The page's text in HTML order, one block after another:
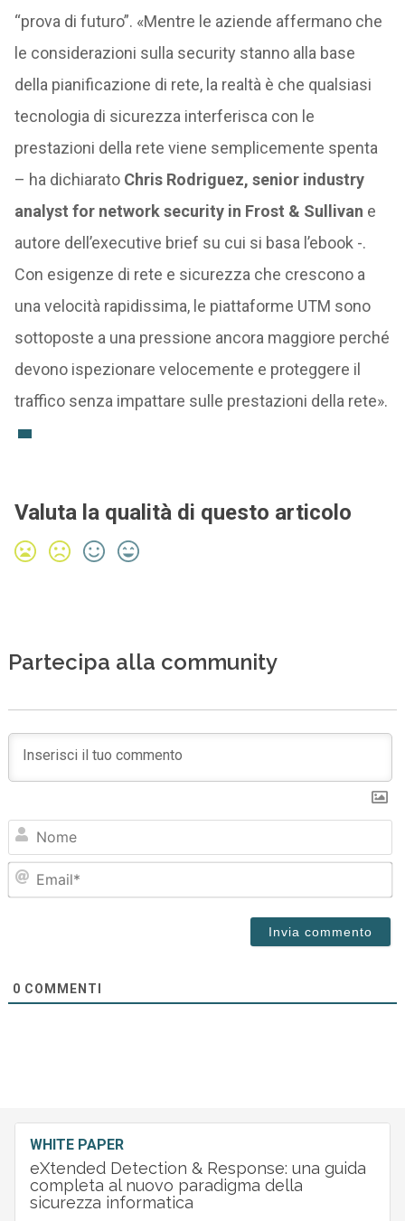
“prova di futuro”. «Mentre le aziende affermano che
le considerazioni sulla security stanno alla base
della pianificazione di rete, la realtà è che qualsiasi
tecnologia di sicurezza interferisca con le
prestazioni della rete viene semplicemente spenta
– ha dichiaratoChris Rodriguez, senior industry
analyst for network security in Frost & Sullivan e
autore dell’executive brief su cui si basa l’ebook -.
Con esigenze di rete e sicurezza che crescono a
una velocità rapidissima, le piattaforme UTM sono
sottoposte a una pressione ancora maggiore perché
devono ispezionare velocemente e proteggere il
traffico senza impattare sulle prestazioni della rete».
Valuta la qualità di questo articolo
Partecipa alla community
0 COMMENTI
WHITE PAPER
eXtended Detection & Response: una guida
completa al nuovo paradigma della
sicurezza informatica